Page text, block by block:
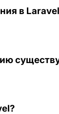
в